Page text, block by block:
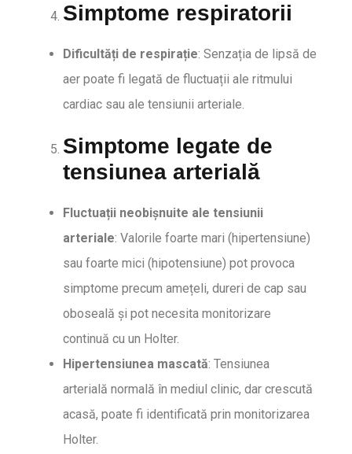
Simptome respiratorii
Dificultăți de respirație: Senzația de lipsă de
aer poate fi legată de fluctuații ale ritmului
cardiac sau ale tensiunii arteriale.
Simptome legate de
tensiunea arterială
Fluctuații neobișnuite ale tensiunii
arteriale: Valorile foarte mari (hipertensiune)
sau foarte mici (hipotensiune) pot provoca
simptome precum amețeli, dureri de cap sau
oboseală și pot necesita monitorizare
continuă cu un Holter.
Hipertensiunea mascată: Tensiunea
arterială normală în mediul clinic, dar crescută
acasă, poate fi identificată prin monitorizarea
Holter.